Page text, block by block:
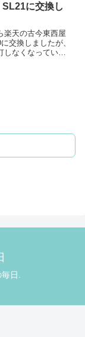
に交換し
楽天の古今東西屋
交換しましたが、
なくなっていた
日.